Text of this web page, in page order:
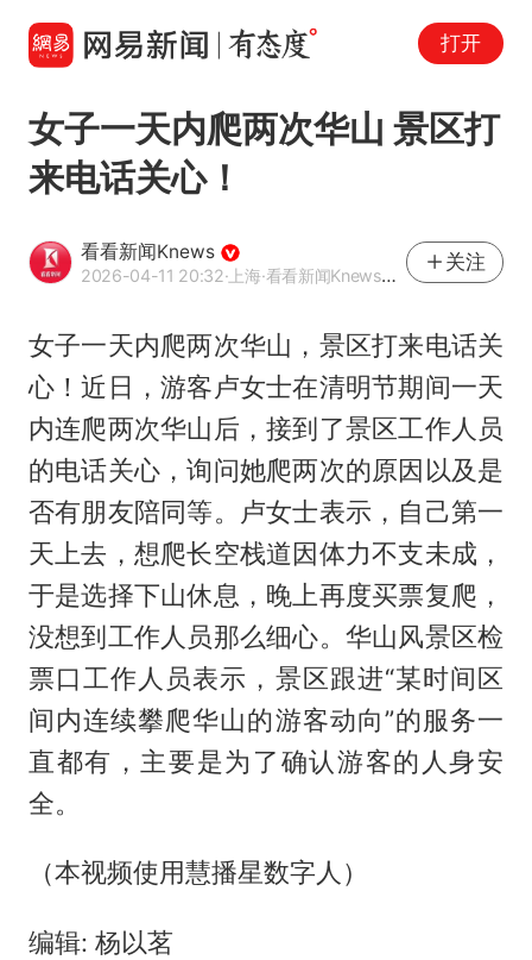
打开
女子一天内爬两次华山 景区打
来电话关心！
看看新闻Knews
2026-04-11 20:32·上海·看看新闻Knews官方网易号
关注
女子一天内爬两次华山，景区打来电话关
心！近日，游客卢女士在清明节期间一天
内连爬两次华山后，接到了景区工作人员
的电话关心，询问她爬两次的原因以及是
否有朋友陪同等。卢女士表示，自己第一
天上去，想爬长空栈道因体力不支未成，
于是选择下山休息，晚上再度买票复爬，
没想到工作人员那么细心。华山风景区检
票口工作人员表示，景区跟进“某时间区
间内连续攀爬华山的游客动向”的服务一
直都有，主要是为了确认游客的人身安
全。
（本视频使用慧播星数字人）
编辑: 杨以茗